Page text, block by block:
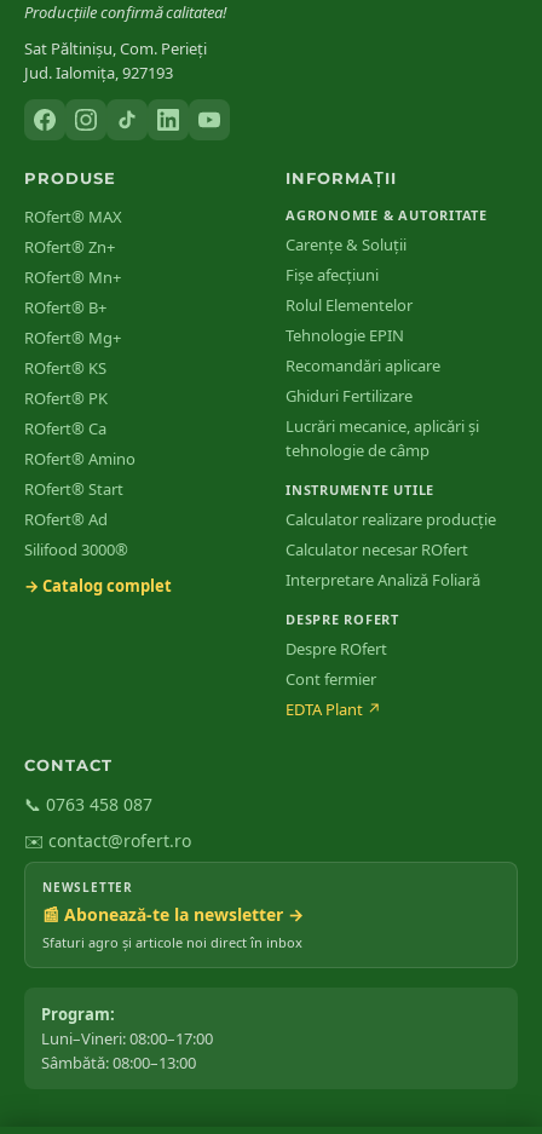
Producțiile confirmă calitatea!
Sat Păltinișu, Com. Perieți
Jud. Ialomița, 927193
PRODUSE
ROfert® MAX
ROfert® Zn+
ROfert® Mn+
ROfert® B+
ROfert® Mg+
ROfert® KS
ROfert® PK
ROfert® Ca
ROfert® Amino
ROfert® Start
ROfert® Ad
Silifood 3000®
→ Catalog complet
INFORMAȚII
AGRONOMIE & AUTORITATE
Carențe & Soluții
Fișe afecțiuni
Rolul Elementelor
Tehnologie EPIN
Recomandări aplicare
Ghiduri Fertilizare
Lucrări mecanice, aplicări și
tehnologie de câmp
INSTRUMENTE UTILE
Calculator realizare producție
Calculator necesar ROfert
Interpretare Analiză Foliară
DESPRE ROFERT
Despre ROfert
Cont fermier
EDTA Plant ↗
CONTACT
📞 0763 458 087
✉️ contact@rofert.ro
NEWSLETTER
📰 Abonează-te la newsletter →
Sfaturi agro și articole noi direct în inbox
Program:
Luni–Vineri: 08:00–17:00
Sâmbătă: 08:00–13:00